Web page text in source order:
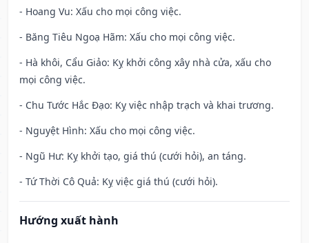
- Hoang Vu: Xấu cho mọi công việc.
- Băng Tiêu Ngoạ Hãm: Xấu cho mọi công việc.
- Hà khôi, Cẩu Giảo: Kỵ khởi công xây nhà cửa, xấu cho
mọi công việc.
- Chu Tước Hắc Đạo: Kỵ việc nhập trạch và khai trương.
- Nguyệt Hình: Xấu cho mọi công việc.
- Ngũ Hư: Kỵ khởi tạo, giá thú (cưới hỏi), an táng.
- Tứ Thời Cô Quả: Kỵ việc giá thú (cưới hỏi).
Hướng xuất hành